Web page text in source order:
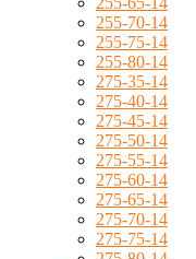
255-70-14
255-75-14
255-80-14
275-35-14
275-40-14
275-45-14
275-50-14
275-55-14
275-60-14
275-65-14
275-70-14
275-75-14